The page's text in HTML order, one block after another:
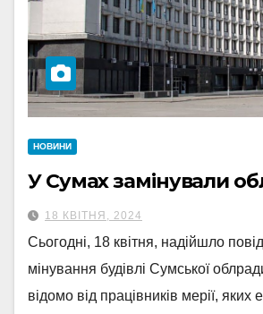
НОВИНИ
У Сумах замінували
18 КВІТНЯ, 2024
Сьогодні, 18 квітня, надійшло
мінування будівлі Сумської
відомо від працівників мерії, яких